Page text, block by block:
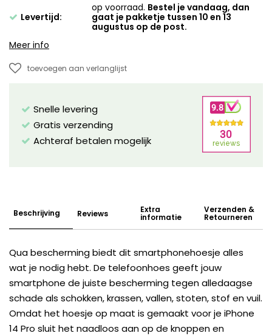
Levertijd:
op voorraad. Bestel je vandaag, dan
gaat je pakketje tussen 10 en 13
augustus op de post.
Meer info
toevoegen aan verlanglijst
Snelle levering
Gratis verzending
Achteraf betalen mogelijk
Beschrijving Reviews Extra
informatie
Verzenden &
Retourneren
Qua bescherming biedt dit smartphonehoesje alles
wat je nodig hebt. De telefoonhoes geeft jouw
smartphone de juiste bescherming tegen alledaagse
schade als schokken, krassen, vallen, stoten, stof en vuil.
Omdat het hoesje op maat is gemaakt voor je iPhone
14 Pro sluit het naadloos aan op de knoppen en